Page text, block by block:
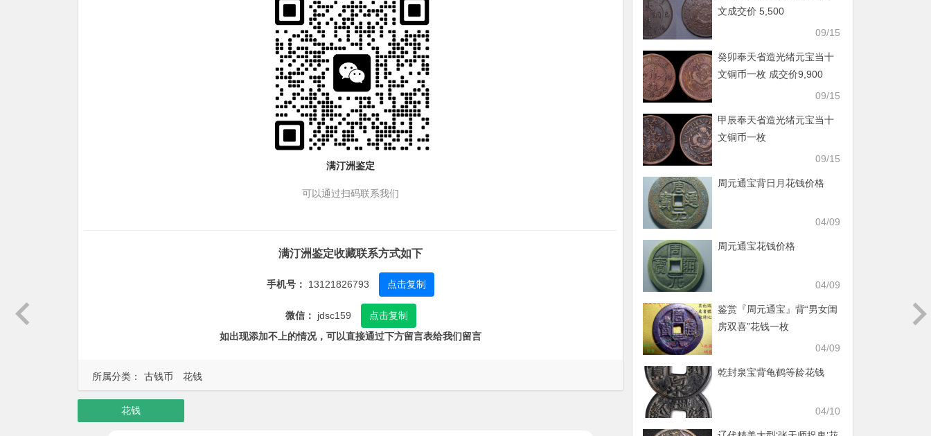
所属分类： 古钱币 花钱
满汀洲鉴定
可以通过扫码联系我们
满汀洲鉴定收藏联系方式如下
手机号： 13121826793 点击复制
微信： jdsc159
点击复制
如出现添加不上的情况，可以直接通过下方留言表给我们留言
花钱
文成交价 5,500
09/15
癸卯奉天省造光绪元宝当十
文铜币一枚 成交价9,900
09/15
甲辰奉天省造光绪元宝当十
文铜币一枚
09/15
周元通宝背日月花钱价格
04/09
周元通宝花钱价格
04/09
鉴赏『周元通宝』背“男女闺
房双喜”花钱一枚
04/09
乾封泉宝背龟鹤等龄花钱
04/10